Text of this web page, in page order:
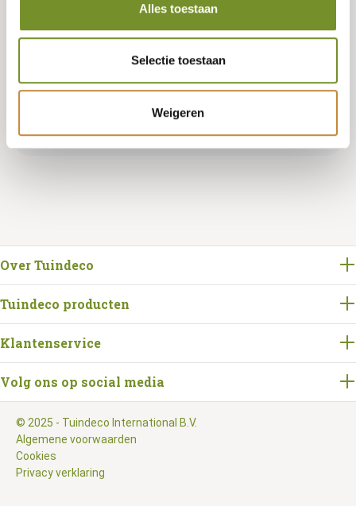
Alles toestaan
Selectie toestaan
Weigeren
Geen voorraad, misschien zijn er andere varianten beschikbaar?
Bestellen
Over Tuindeco
Tuindeco producten
Klantenservice
Volg ons op social media
© 2025 - Tuindeco International B.V.
Algemene voorwaarden
Cookies
Privacy verklaring